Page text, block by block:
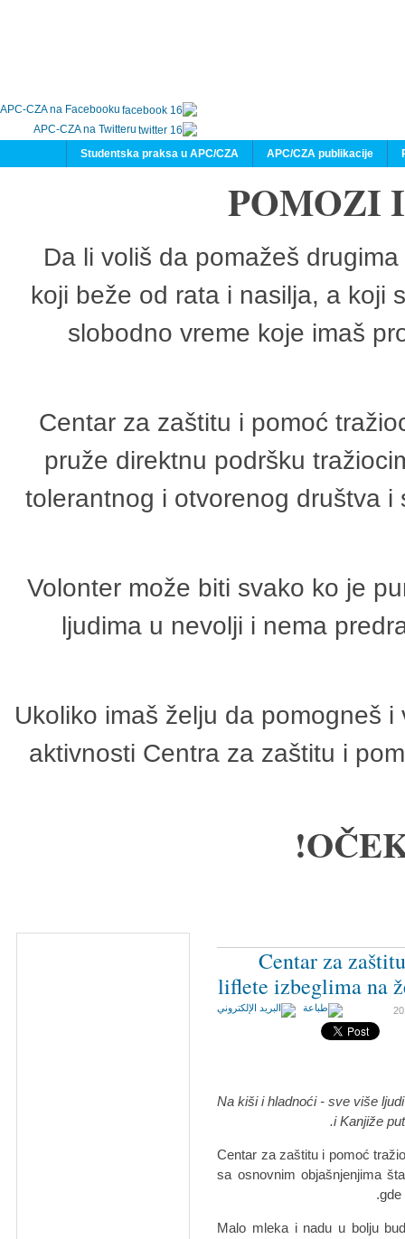
APC-CZA na Facebooku
APC-CZA na Twitteru
APC/CZA publikacije
Studentska praksa u APC/CZA
POMOZI
Da li voliš da pomažeš
koji beže od rata i nasilja, a koji
slobodno vreme koje imaš
Centar za zaštitu i pomoć
pruže direktnu podršku
tolerantnog i otvorenog društva
Volonter može biti svako ko je
ljudima u nevolji i nema
Ukoliko imaš želju da pomogneš
aktivnosti Centra za zaštitu i
Centar za
liflete izbeglima na
Na kiši i hladnoći - sve više
i Kanjiže
Centar za zaštitu i pomoć
sa osnovnim objašnjenjima
gde
Malo mleka i nadu u bolju